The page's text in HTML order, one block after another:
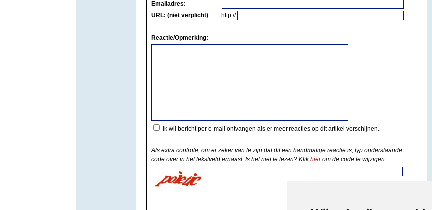
Emailadres:
URL: (niet verplicht)
http://
Reactie/Opmerking:
Ik wil bericht per e-mail ontvangen als er meer reacties op dit artikel verschijnen.
Als extra controle, om er zeker van te zijn dat dit een handmatige reactie is, typ onderstaande
code over in het tekstveld ernaast. Is het niet te lezen? Klikhierom de code te wijzigen.